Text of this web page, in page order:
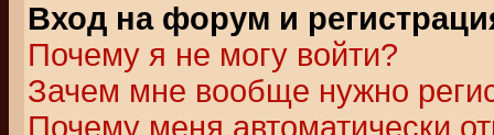
Вход на форум и
Почему я не могу войти?
Зачем мне вообще нужно
Почему меня автоматически